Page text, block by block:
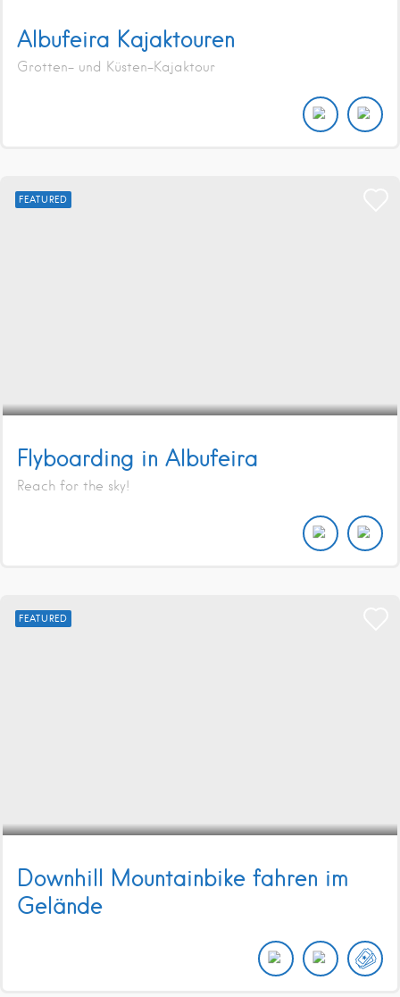
Albufeira Kajaktouren
Grotten- und Küsten-Kajaktour
FEATURED
Flyboarding in Albufeira
Reach for the sky!
FEATURED
Downhill Mountainbike fahren im
Gelände